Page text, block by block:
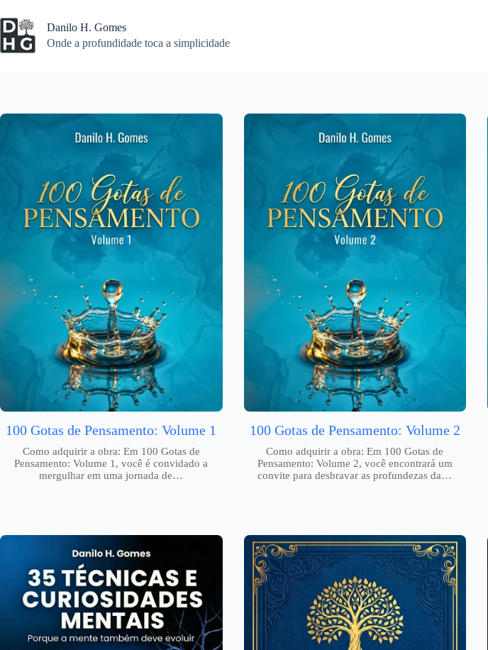
para
o
conteúdo
Danilo H. Gomes
Onde a profundidade toca a simplicidade
100 Gotas de Pensamento: Volume 1
Como adquirir a obra: Em 100 Gotas de
Pensamento: Volume 1, você é convidado a
mergulhar em uma jornada de…
100 Gotas de Pensamento: Volume 2
Como adquirir a obra: Em 100 Gotas de
Pensamento: Volume 2, você encontrará um
convite para desbravar as profundezas da…